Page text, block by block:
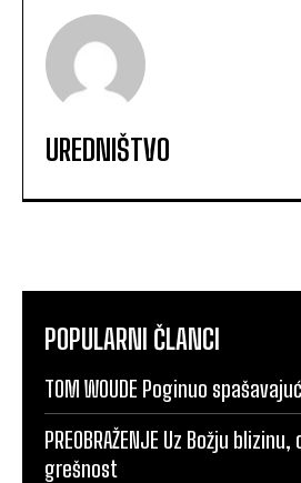
UREDNIŠTVO
POPULARNI ČLANCI
TOM WOUDE Poginuo
PREOBRAŽENJE Uz Božju
grešnost